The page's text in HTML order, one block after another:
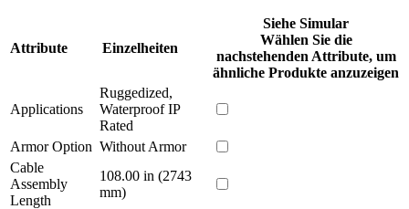
Attribute Einzelheiten
Siehe Simular
Wählen Sie die
nachstehenden Attribute, um
ähnliche Produkte anzuzeigen
Applications
Ruggedized,
Waterproof IP
Rated
Armor Option Without Armor
Cable
Assembly
Length
108.00 in (2743
mm)